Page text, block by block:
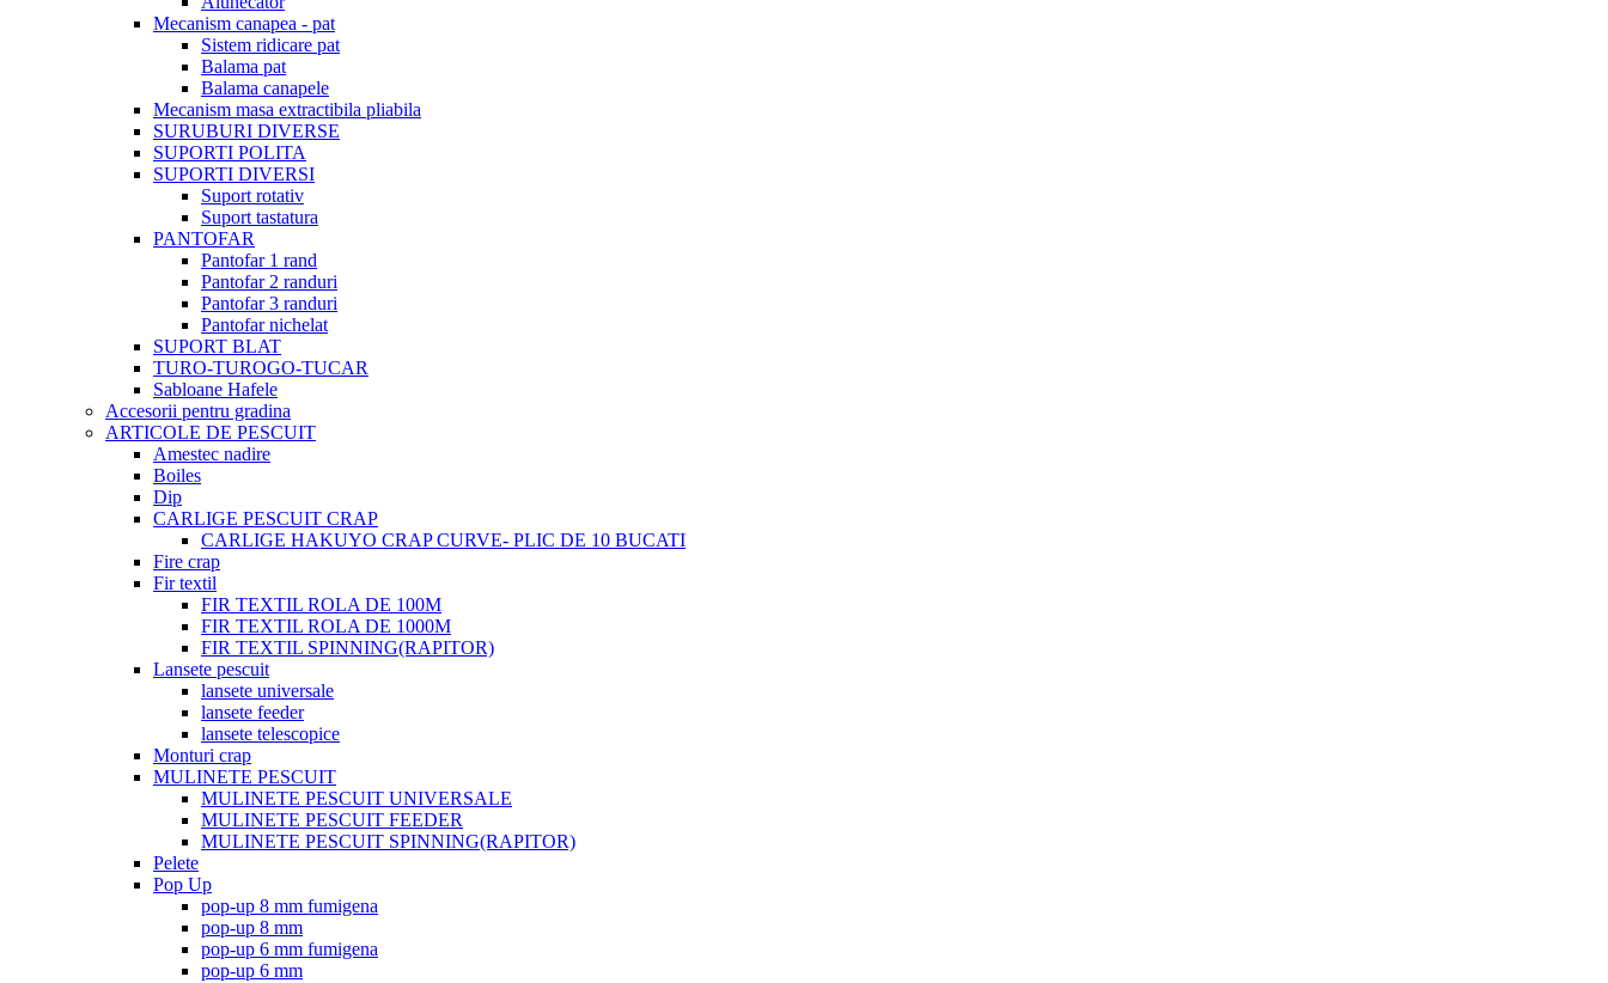
Mecanism canapea - pat
Sistem ridicare pat
Balama pat
Balama canapele
Mecanism masa extractibila pliabila
SURUBURI DIVERSE
SUPORTI POLITA
SUPORTI DIVERSI
Suport rotativ
Suport tastatura
PANTOFAR
Pantofar 1 rand
Pantofar 2 randuri
Pantofar 3 randuri
Pantofar nichelat
SUPORT BLAT
TURO-TUROGO-TUCAR
Sabloane Hafele
Accesorii pentru gradina
ARTICOLE DE PESCUIT
Amestec nadire
Boiles
Dip
CARLIGE PESCUIT CRAP
CARLIGE HAKUYO CRAP CURVE- PLIC DE 10 BUCATI
Fire crap
Fir textil
FIR TEXTIL ROLA DE 100M
FIR TEXTIL ROLA DE 1000M
FIR TEXTIL SPINNING(RAPITOR)
Lansete pescuit
lansete universale
lansete feeder
lansete telescopice
Monturi crap
MULINETE PESCUIT
MULINETE PESCUIT UNIVERSALE
MULINETE PESCUIT FEEDER
MULINETE PESCUIT SPINNING(RAPITOR)
Pelete
Pop Up
pop-up 8 mm fumigena
pop-up 8 mm
pop-up 6 mm fumigena
pop-up 6 mm